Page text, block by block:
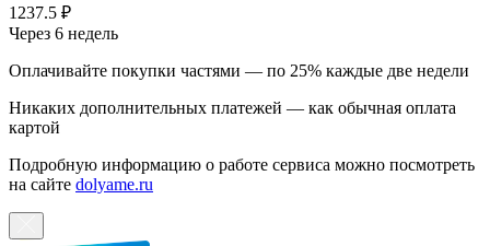
1237.5 ₽
Через 6 недель
Оплачивайте покупки частями — по 25% каждые две недели
Никаких дополнительных платежей — как обычная оплата
картой
Подробную информацию о работе сервиса можно посмотреть
на сайте dolyame.ru